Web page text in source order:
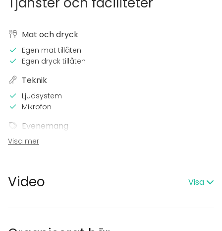
Mat och dryck
Egen mat tillåten
Egen dryck tillåten
Teknik
Ljudsystem
Mikrofon
Evenemang
Fest
Middag / Lunch
Möte
Visa mer
Video Visa